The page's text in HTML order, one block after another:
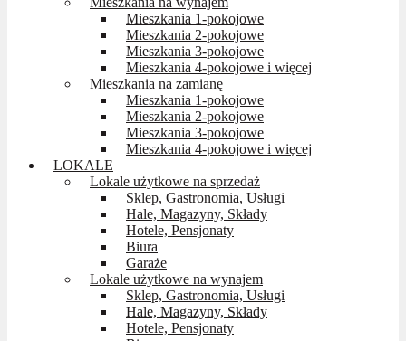
Mieszkania 1-pokojowe
Mieszkania 2-pokojowe
Mieszkania 3-pokojowe
Mieszkania 4-pokojowe i więcej
Mieszkania na zamianę
Mieszkania 1-pokojowe
Mieszkania 2-pokojowe
Mieszkania 3-pokojowe
Mieszkania 4-pokojowe i więcej
LOKALE
Lokale użytkowe na sprzedaż
Sklep, Gastronomia, Usługi
Hale, Magazyny, Składy
Hotele, Pensjonaty
Biura
Garaże
Lokale użytkowe na wynajem
Sklep, Gastronomia, Usługi
Hale, Magazyny, Składy
Hotele, Pensjonaty